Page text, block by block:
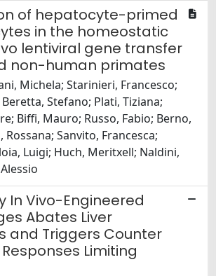
of hepatocyte-primed
in the homeostatic
lentiviral gene transfer
non-human primates
Michela; Starinieri, Francesco;
Stefano; Plati, Tiziana;
Biffi, Mauro; Russo, Fabio; Berno,
Sanvito, Francesca;
Luigi; Huch, Meritxell; Naldini,
In Vivo-Engineered
Abates Liver
and Triggers Counter
Limiting